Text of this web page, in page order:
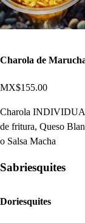
Charola de
MX$155.00
Charola
de fritura, Queso
o Salsa Macha
Sabriesquites
Doriesquites